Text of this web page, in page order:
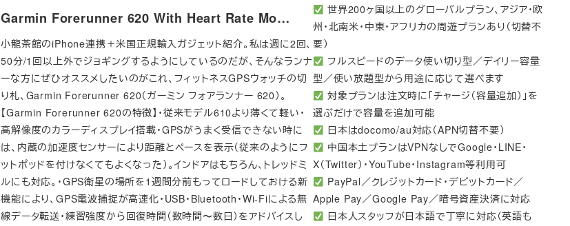
Garmin Forerunner 620 With Heart Rate Mo…
小龍茶館のiPhone連携＋米国正規輸入ガジェット紹介。私は週に2回、
50分/1回以上外でジョギングするようにしているのだが、そんなランナ
ーな方にぜひオススメしたいのがこれ、フィットネスGPSウォッチの切
り札、Garmin Forerunner 620（ガーミン フォアランナー 620）。
【Garmin Forerunner 620の特徴】・従来モデル610より薄くて軽い・
高解像度のカラーディスプレイ搭載・GPSがうまく受信できない時に
は、内蔵の加速度センサーにより距離とペースを表示（従来のようにフ
ットポッドを付けなくてもよくなった）。インドアはもちろん、トレッドミ
ルにも対応。・GPS衛星の場所を1週間分前もってロードしておける新
機能により、GPS電波捕捉が高速化・USB・Bluetooth・Wi-Fiによる無
線データ転送・練習強度から回復時間（数時間〜数日）をアドバイスし
世界200ヶ国以上のグローバルプラン、アジア・欧
州・北南米・中東・アフリカの周遊プランあり（切替不
要）
フルスピードのデータ使い切り型／デイリー容量
型／使い放題型から用途に応じて選べます
対象プランは注文時に「チャージ（容量追加）」を
選ぶだけで容量を追加可能
日本はdocomo/au対応（APN切替不要）
中国本土プランはVPNなしでGoogle・LINE・
X（Twitter）・YouTube・Instagram等利用可
PayPal／クレジットカード・デビットカード／
Apple Pay／Google Pay／暗号資産決済に対応
日本人スタッフが日本語で丁寧に対応（英語も